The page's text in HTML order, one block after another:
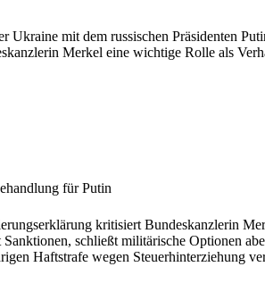
Ukraine mit dem russischen Präsidenten
Merkel eine wichtige Rolle als
für Putin
kritisiert Bundeskanzlerin
schließt militärische Optionen
Haftstrafe wegen Steuerhinterziehung